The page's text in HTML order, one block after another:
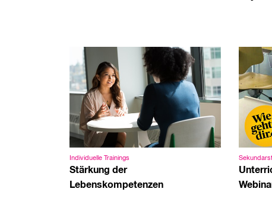
Individuelle Trainings
Stärkung der
Lebenskompetenzen